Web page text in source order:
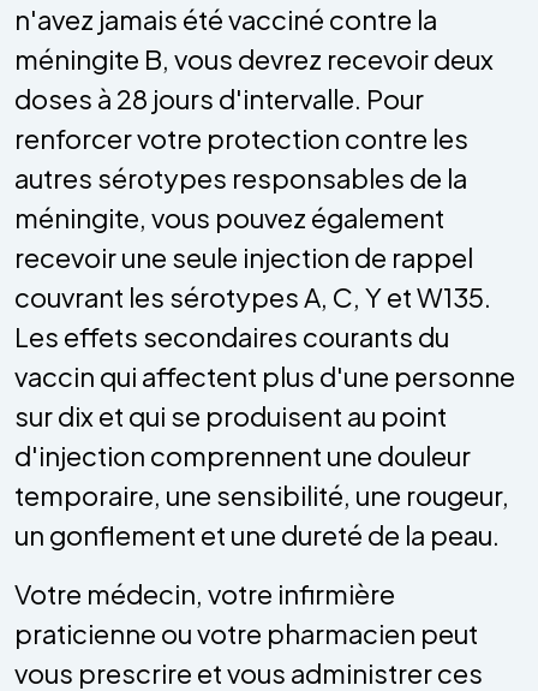
n'avez jamais été vacciné contre la
méningite B, vous devrez recevoir deux
doses à 28 jours d'intervalle. Pour
renforcer votre protection contre les
autres sérotypes responsables de la
méningite, vous pouvez également
recevoir une seule injection de rappel
couvrant les sérotypes A, C, Y et W135.
Les effets secondaires courants du
vaccin qui affectent plus d'une personne
sur dix et qui se produisent au point
d'injection comprennent une douleur
temporaire, une sensibilité, une rougeur,
un gonflement et une dureté de la peau.
Votre médecin, votre infirmière
praticienne ou votre pharmacien peut
vous prescrire et vous administrer ces